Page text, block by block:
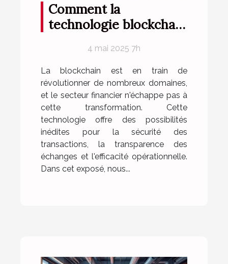
Comment la
technologie blockchain
financier mondial
4 mai 2025 7h
La blockchain est en train de
révolutionner de nombreux domaines,
et le secteur financier n'échappe pas à
cette transformation. Cette
technologie offre des possibilités
inédites pour la sécurité des
transactions, la transparence des
échanges et l'efficacité opérationnelle.
Dans cet exposé, nous...